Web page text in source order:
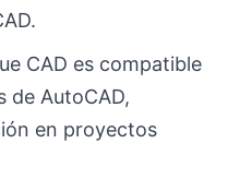
CAD es compatible
de AutoCAD,
en proyectos